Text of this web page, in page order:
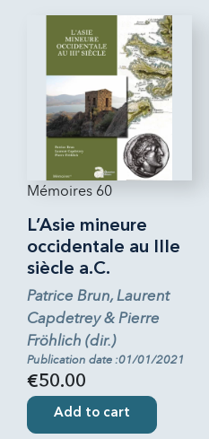
Mémoires 60
L’Asie mineure
occidentale au IIIe
siècle a.C.
Patrice Brun, Laurent
Capdetrey & Pierre
Fröhlich (dir.)
Publication date :01/01/2021
€50.00
Add to cart